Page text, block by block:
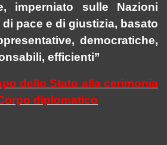
imperniato sulle Nazioni
pace e di giustizia, basato
democratiche,
efficienti”
dello Stato alla cerimonia
diplomatico